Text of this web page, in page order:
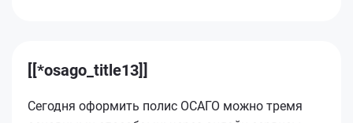
[[*osago_title13]]
Сегодня оформить полис ОСАГО можно тремя